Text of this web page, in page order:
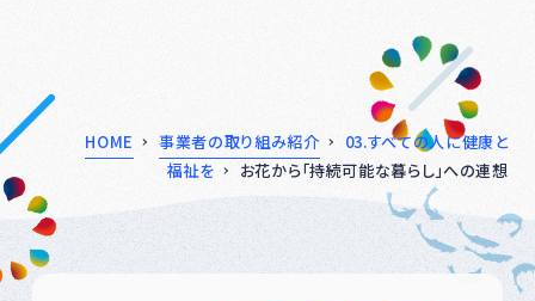
HOME 事業者の取り組み紹介
03.すべての人に健康と
福祉を
お花から「持続可能な暮らし」への連想